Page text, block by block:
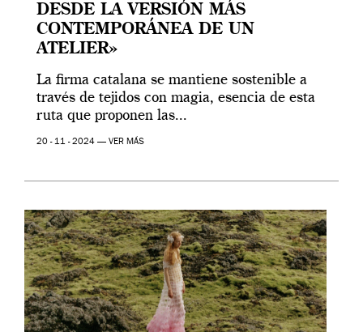
DESDE LA VERSIÓN MÁS
CONTEMPORÁNEA DE UN
ATELIER»
La firma catalana se mantiene sostenible a
través de tejidos con magia, esencia de esta
ruta que proponen las...
20 - 11 - 2024 — VER MÁS